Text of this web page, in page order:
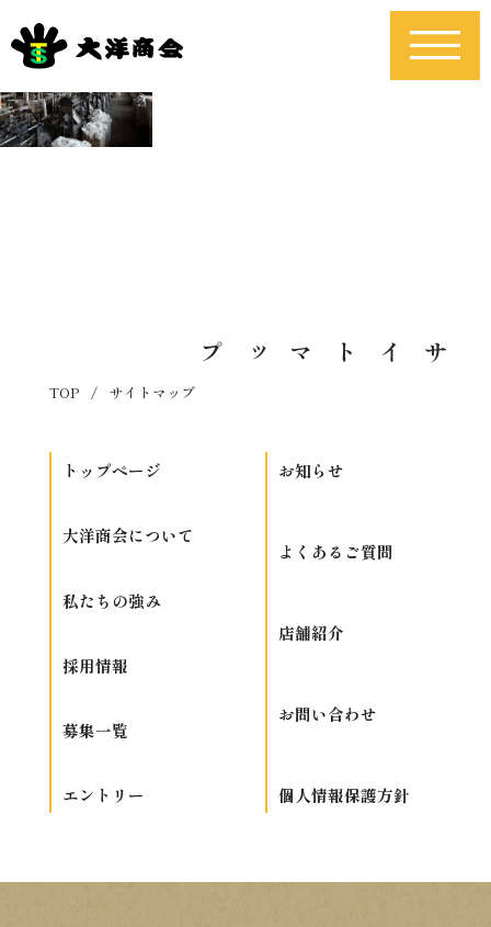
サイトマップ
TOP / サイトマップ
トップページ
大洋商会について
私たちの強み
採用情報
募集一覧
エントリー
お知らせ
よくあるご質問
店舗紹介
お問い合わせ
個人情報保護方針